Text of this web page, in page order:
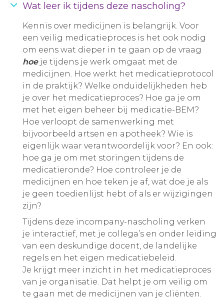
Wat leer ik tijdens deze nascholing?
Kennis over medicijnen is belangrijk. Voor
een veilig medicatieproces is het ook nodig
om eens wat dieper in te gaan op de vraag
hoeje tijdens je werk omgaat met de
medicijnen. Hoe werkt het medicatieprotocol
in de praktijk? Welke onduidelijkheden heb
je over het medicatieproces? Hoe ga je om
met het eigen beheer bij medicatie-BEM?
Hoe verloopt de samenwerking met
bijvoorbeeld artsen en apotheek? Wie is
eigenlijk waar verantwoordelijk voor? En ook:
hoe ga je om met storingen tijdens de
medicatieronde? Hoe controleer je de
medicijnen en hoe teken je af, wat doe je als
je geen toedienlijst hebt of als er wijzigingen
zijn?
Tijdens deze incompany-nascholing verken
je interactief, met je collega’s en onder leiding
van een deskundige docent, de landelijke
regels en het eigen medicatiebeleid.
Je krijgt meer inzicht in het medicatieproces
van je organisatie. Dat helpt je om veilig om
te gaan met de medicijnen van je cliënten.